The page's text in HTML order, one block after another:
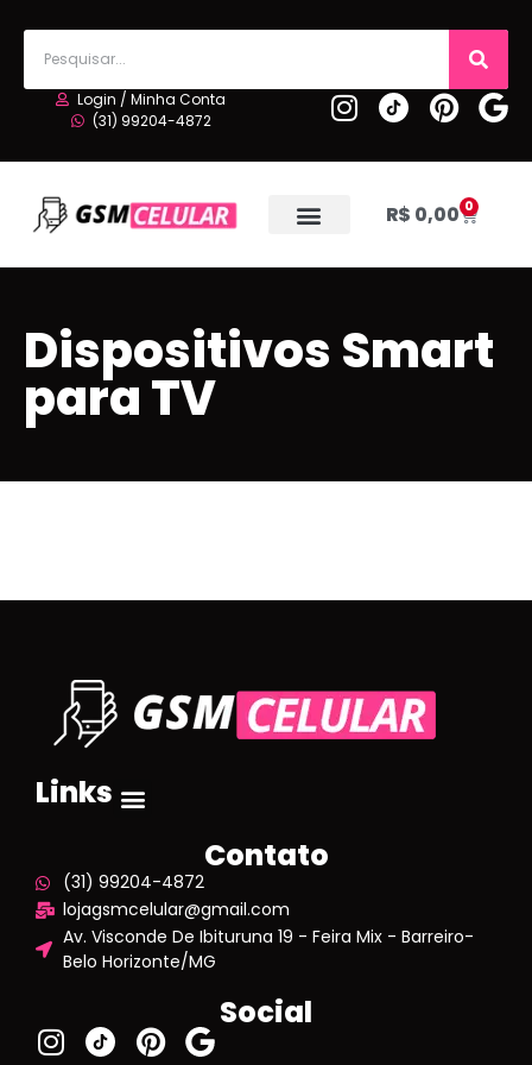
Login / Minha Conta
(31) 99204-4872
R$ 0,00 0
Dispositivos Smart
para TV
Links
Contato
(31) 99204-4872
lojagsmcelular@gmail.com
Av. Visconde De Ibituruna 19 - Feira Mix - Barreiro-
Belo Horizonte/MG
Social